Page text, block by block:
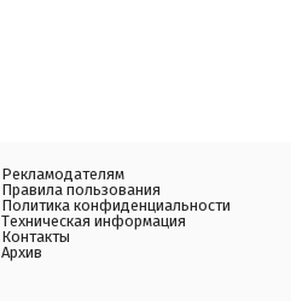
Рекламодателям
Правила пользования
Политика конфиденциальности
Техническая информация
Контакты
Архив